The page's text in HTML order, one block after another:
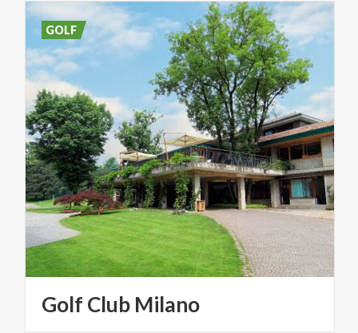
Golf Club Milano
GOLF